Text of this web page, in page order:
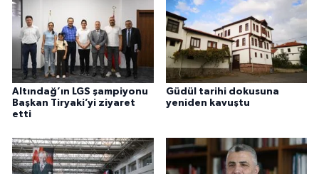
Altındağ’ın LGS şampiyonu
Başkan Tiryaki’yi ziyaret
etti
Güdül tarihi dokusuna
yeniden kavuştu